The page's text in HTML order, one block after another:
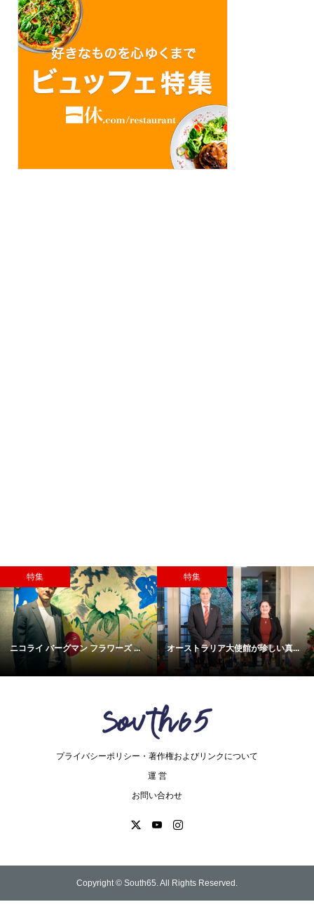
特集
ニコライ バーグマン フラワーズ ...
特集
オーストラリア大使館が珍しい真...
プライバシーポリシー・著作権およびリンクについて
運 営
お問い合わせ
Copyright © South65. All Rights Reserved.